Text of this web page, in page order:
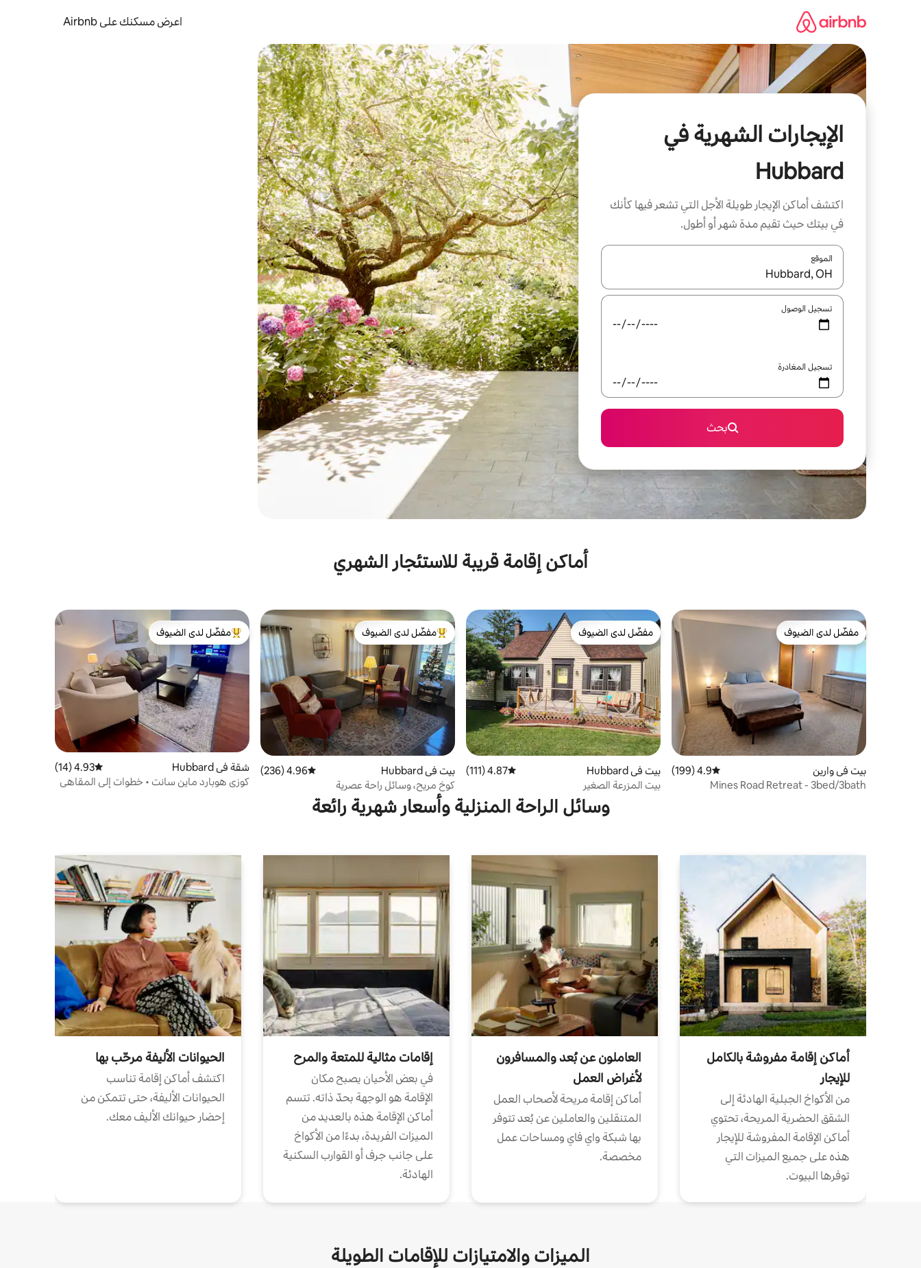
اعرض مسكنك على Airbnb
الإيجارات الشهرية في
Hubbard
اكتشف أماكن الإيجار طويلة الأجل التي تشعر فيها كأنك
في بيتك حيث تقيم مدة شهر أو أطول.
الموقع
عند توفر النتائج، انتقل باستخدام السهمين لأعلى ولأسفل أو استكشف عن طريق اللمس أو السحب.
تسجيل الوصول
تسجيل المغادرة
بحث
أماكن إقامة قريبة للاستئجار الشهري
مفضّل لدى الضيوف
مفضّل لدى الضيوف
بيت في وارين متوسط التقييم 4.9 من 5، 199 مراجعات
4.9 (199)
Mines Road Retreat - 3bed/3bath
مفضّل لدى الضيوف
مفضّل لدى الضيوف
بيت في Hubbard متوسط التقييم 4.87 من 5، 111 مراجعات
4.87 (111)
بيت المزرعة الصغير
من أبرز البيوت المفضّلة لدى الضيوف
مفضّل لدى الضيوف
بيت في Hubbard متوسط التقييم 4.96 من 5، 236 مراجعات
4.96 (236)
كوخ مريح، وسائل راحة عصرية
من أبرز البيوت المفضّلة لدى الضيوف
مفضّل لدى الضيوف
شقة في Hubbard متوسط التقييم 4.93 من 5، 14 مراجعات
4.93 (14)
كوزي هوبارد ماين سانت • خطوات إلى المقاهي
وسائل الراحة المنزلية وأسعار شهرية رائعة
أماكن إقامة مفروشة بالكامل
للإيجار
من الأكواخ الجبلية الهادئة إلى
الشقق الحضرية المريحة، تحتوي
أماكن الإقامة المفروشة للإيجار
هذه على جميع الميزات التي
توفرها البيوت.
العاملون عن بُعد والمسافرون
لأغراض العمل
أماكن إقامة مريحة لأصحاب العمل
المتنقلين والعاملين عن بُعد تتوفر
بها شبكة واي فاي ومساحات عمل
مخصصة.
إقامات مثالية للمتعة والمرح
في بعض الأحيان يصبح مكان
الإقامة هو الوجهة بحدّ ذاته. تتسم
أماكن الإقامة هذه بالعديد من
الميزات الفريدة، بدءًا من الأكواخ
على جانب جرف أو القوارب السكنية
الهادئة.
الحيوانات الأليفة مرحّب بها
اكتشف أماكن إقامة تناسب
الحيوانات الأليفة، حتى تتمكن من
إحضار حيوانك الأليف معك.
الميزات والامتيازات للإقامات الطويلة